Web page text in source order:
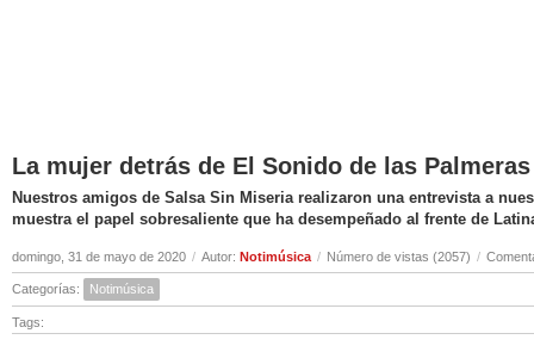
La mujer detrás de El Sonido de las Palmeras
Nuestros amigos de Salsa Sin Miseria realizaron una entrevista a
muestra el papel sobresaliente que ha desempeñado al frente de
domingo, 31 de mayo de 2020 / Autor: Notimúsica / Número de vistas (2057) /
Categorías: Notimúsica
Tags: